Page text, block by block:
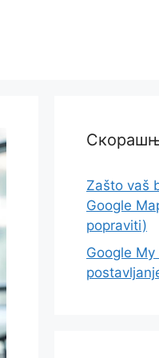
Zašto vaš
Google
popraviti)
Google